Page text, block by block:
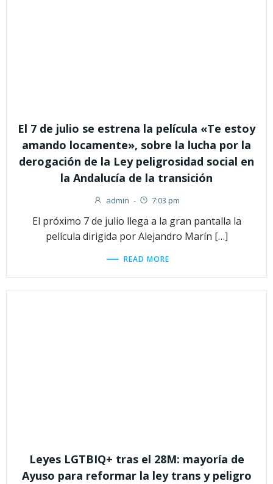
El 7 de julio se estrena la película «Te estoy
amando locamente», sobre la lucha por la
derogación de la Ley peligrosidad social en
la Andalucía de la transición
admin - 7:03 pm
El próximo 7 de julio llega a la gran pantalla la
película dirigida por Alejandro Marín […]
READ MORE
Leyes LGTBIQ+ tras el 28M: mayoría de
Ayuso para reformar la ley trans y peligro